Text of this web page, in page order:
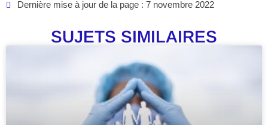
Dernière mise à jour de la page : 7 novembre 2022
SUJETS SIMILAIRES